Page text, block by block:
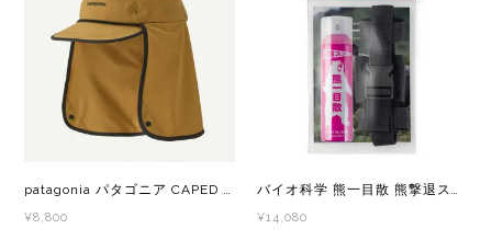
yamarokko(ヤマロッコ)
YAMAtune(ヤマチューン)
BananaGO
patagonia パタゴニア CAPED MERGANZER HAT BCBN 33570 メンズ・レディース ハット
¥8,800
バイオ科学 熊一目散 熊撃退スプレー 熊よけ 熊スプレー ホルダー有 国産熊スプレー
¥14,080